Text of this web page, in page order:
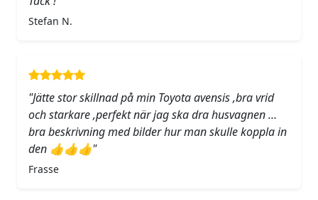
Stefan N.
"Jätte stor skillnad på min Toyota avensis ,bra vrid
och starkare ,perfekt när jag ska dra husvagnen …
bra beskrivning med bilder hur man skulle koppla in
den 👍👍👍"
Frasse